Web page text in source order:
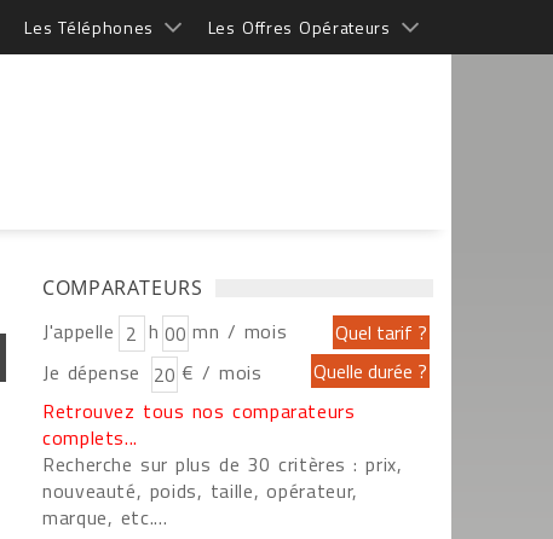
Les Téléphones Les Offres Opérateurs
COMPARATEURS
J'appelle h
mn / mois
Je dépense
€ / mois
Retrouvez tous nos comparateurs
complets...
Recherche sur plus de 30 critères : prix,
nouveauté, poids, taille, opérateur,
marque, etc....